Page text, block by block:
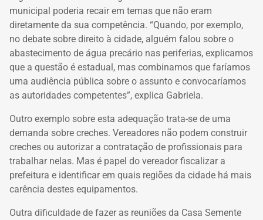
municipal poderia recair em temas que não eram
diretamente da sua competência. “Quando, por exemplo,
no debate sobre direito à cidade, alguém falou sobre o
abastecimento de água precário nas periferias, explicamos
que a questão é estadual, mas combinamos que faríamos
uma audiência pública sobre o assunto e convocaríamos
as autoridades competentes”, explica Gabriela.
Outro exemplo sobre esta adequação trata-se de uma
demanda sobre creches. Vereadores não podem construir
creches ou autorizar a contratação de profissionais para
trabalhar nelas. Mas é papel do vereador fiscalizar a
prefeitura e identificar em quais regiões da cidade há mais
carência destes equipamentos.
Outra dificuldade de fazer as reuniões da Casa Semente